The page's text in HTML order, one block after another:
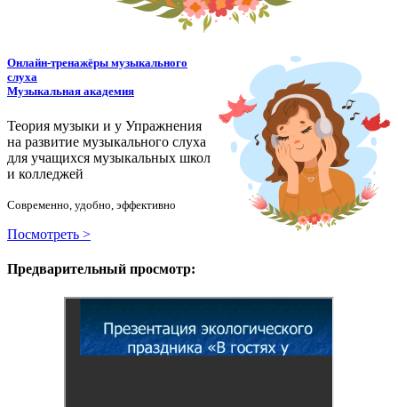
Онлайн-тренажёры музыкального
слуха
Музыкальная академия
Теория музыки и у Упражнения
на развитие музыкального слуха
для учащихся музыкальных школ
и колледжей
Современно, удобно, эффективно
Посмотреть >
Предварительный просмотр: